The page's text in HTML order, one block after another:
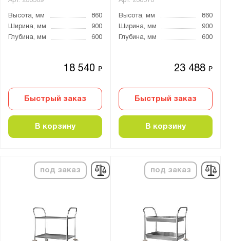
Высота, мм
860
Ширина, мм
900
Глубина, мм
600
18 540₽
Быстрый заказ
В корзину
Высота, мм
860
Ширина, мм
900
Глубина, мм
600
23 488₽
Быстрый заказ
В корзину
под заказ под заказ